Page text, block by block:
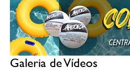
Galeria de Vídeos